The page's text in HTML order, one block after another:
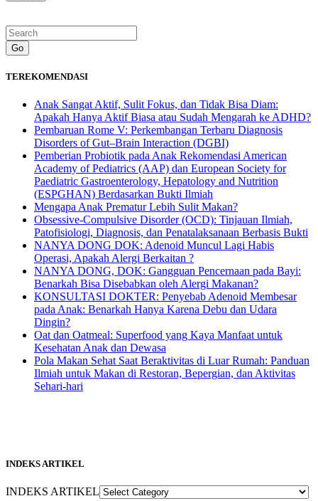
Go
TEREKOMENDASI
Anak Sangat Aktif, Sulit Fokus, dan Tidak Bisa Diam:
Apakah Hanya Aktif Biasa atau Sudah Mengarah ke ADHD?
Pembaruan Rome V: Perkembangan Terbaru Diagnosis
Disorders of Gut–Brain Interaction (DGBI)
Pemberian Probiotik pada Anak Rekomendasi American
Academy of Pediatrics (AAP) dan European Society for
Paediatric Gastroenterology, Hepatology and Nutrition
(ESPGHAN) Berdasarkan Bukti Ilmiah
Mengapa Anak Prematur Lebih Sulit Makan?
Obsessive-Compulsive Disorder (OCD): Tinjauan Ilmiah,
Patofisiologi, Diagnosis, dan Penatalaksanaan Berbasis Bukti
NANYA DONG DOK: Adenoid Muncul Lagi Habis
Operasi, Apakah Alergi Berkaitan ?
NANYA DONG, DOK: Gangguan Pencernaan pada Bayi:
Benarkah Bisa Disebabkan oleh Alergi Makanan?
KONSULTASI DOKTER: Penyebab Adenoid Membesar
pada Anak: Benarkah Hanya Karena Debu dan Udara
Dingin?
Oat dan Oatmeal: Superfood yang Kaya Manfaat untuk
Kesehatan Anak dan Dewasa
Pola Makan Sehat Saat Beraktivitas di Luar Rumah: Panduan
Ilmiah untuk Makan di Restoran, Bepergian, dan Aktivitas
Sehari-hari
INDEKS ARTIKEL
INDEKS ARTIKEL